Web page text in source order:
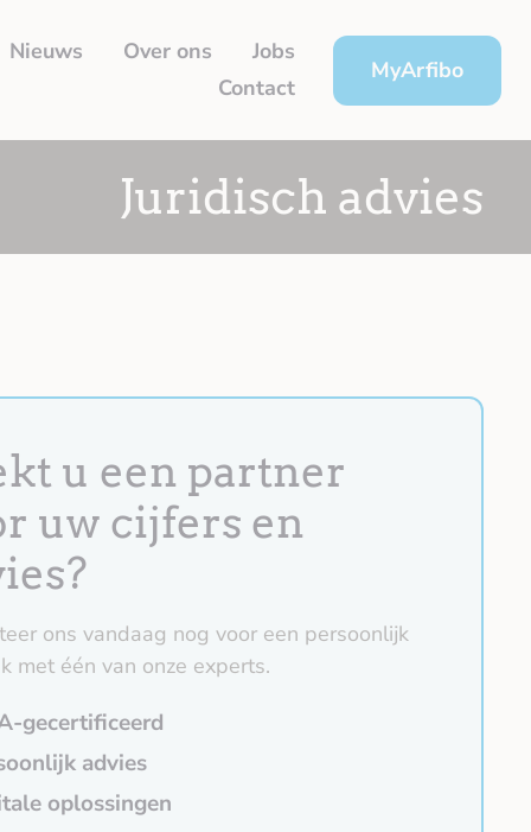
Nieuws Over ons
Jobs
Contact
MyArfibo
Juridisch advies
u een partner
uw cijfers en
gecertificeerd
advies
oplossingen
ons vandaag nog voor een persoonlijk
met één van onze experts.